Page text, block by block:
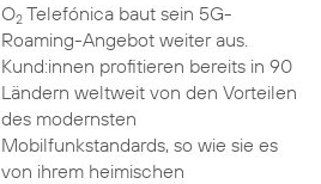
O2Telefónica baut sein 5G-
Roaming-Angebot weiter aus.
Kund:innen profitieren bereits in 90
Ländern weltweit von den Vorteilen
des modernsten
Mobilfunkstandards, so wie sie es
von ihrem heimischen